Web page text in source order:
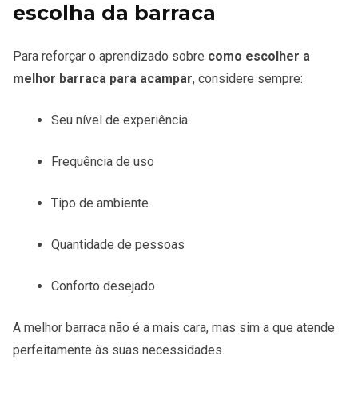
escolha da barraca
Para reforçar o aprendizado sobre como escolher a
melhor barraca para acampar, considere sempre:
Seu nível de experiência
Frequência de uso
Tipo de ambiente
Quantidade de pessoas
Conforto desejado
A melhor barraca não é a mais cara, mas sim a que atende
perfeitamente às suas necessidades.